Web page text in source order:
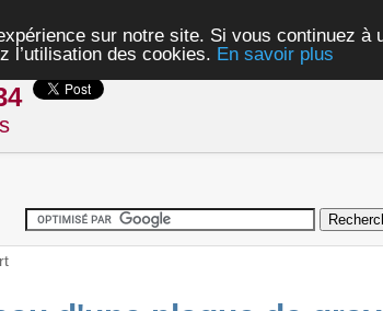
sur notre site. Si vous continuez à
l’utilisation des cookies. En savoir plus